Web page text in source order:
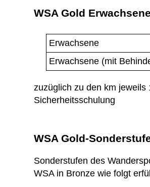
WSA Gold Erwachsene
Erwachsene
Erwachsene (mit
zuzüglich zu den km
Sicherheitsschulung
WSA Gold-
Sonderstufen des
WSA in Bronze wie folgt